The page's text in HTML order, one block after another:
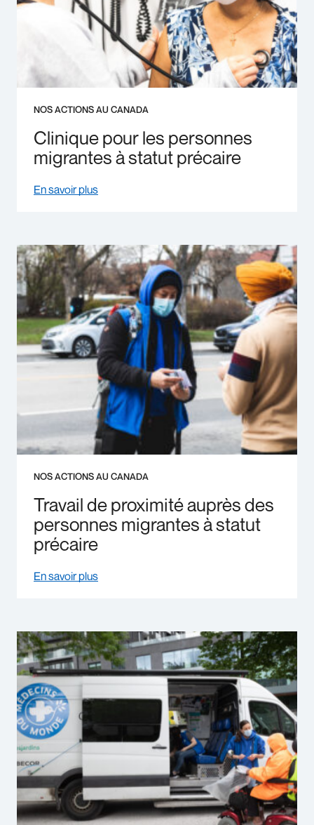
NOS ACTIONS AU CANADA
Clinique pour les personnes
migrantes à statut précaire
En savoir plus
NOS ACTIONS AU CANADA
Travail de proximité auprès des
personnes migrantes à statut
précaire
En savoir plus